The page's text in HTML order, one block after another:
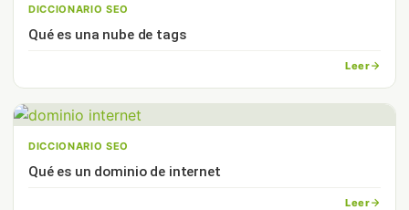
DICCIONARIO SEO
Qué es una nube de tags
Leer
DICCIONARIO SEO
Qué es un dominio de internet
Leer